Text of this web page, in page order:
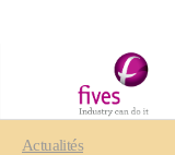
Actualités